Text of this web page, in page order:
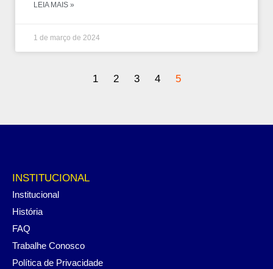
LEIA MAIS »
1 de março de 2024
1 2 3 4 5
INSTITUCIONAL
Institucional
História
FAQ
Trabalhe Conosco
Política de Privacidade